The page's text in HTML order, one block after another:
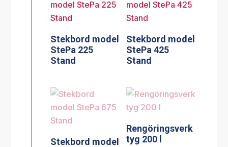
Stekbord model
StePa 225
Stand
Stekbord model
StePa 425
Stand
Stekbord model
Rengöringsverk
tyg 200 l